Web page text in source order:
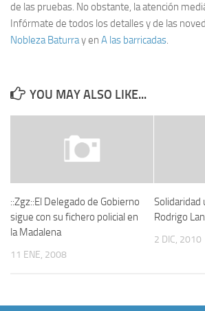
de las pruebas. No obstante, la atención
Infórmate de todos los detalles y de las
Nobleza Baturray en A las barricadas.
YOU MAY ALSO LIKE...
::Zgz::El Delegado de Gobierno
sigue con su fichero policial en
la Madalena
11 ENE, 2008
Solidaridad
Rodrigo
2 DIC, 2010